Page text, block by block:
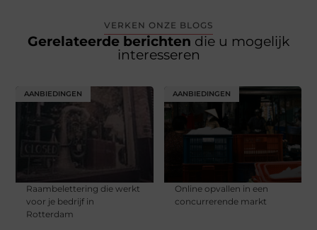
VERKEN ONZE BLOGS
Gerelateerde berichten die u mogelijk
interesseren
AANBIEDINGEN
Raambelettering die werkt
voor je bedrijf in
Rotterdam
AANBIEDINGEN
Online opvallen in een
concurrerende markt